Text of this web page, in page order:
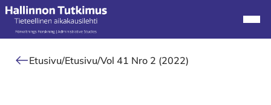
Alkuun
Etusivu/Etusivu/Vol 41 Nro 2 (2022)